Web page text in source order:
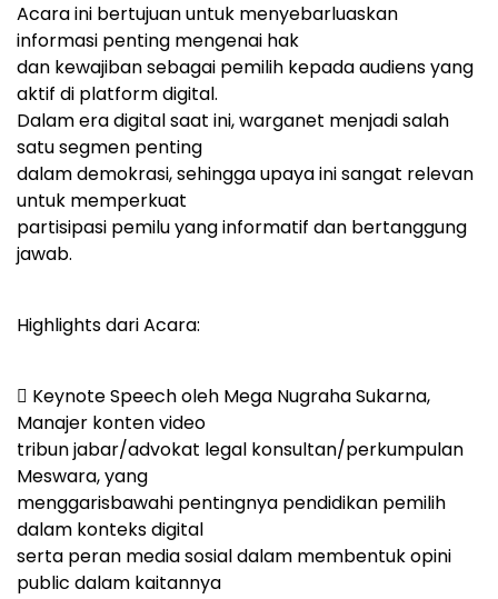
Acara ini bertujuan untuk menyebarluaskan
informasi penting mengenai hak
dan kewajiban sebagai pemilih kepada audiens yang
aktif di platform digital.
Dalam era digital saat ini, warganet menjadi salah
satu segmen penting
dalam demokrasi, sehingga upaya ini sangat relevan
untuk memperkuat
partisipasi pemilu yang informatif dan bertanggung
jawab.
Highlights dari Acara:
 Keynote Speech oleh Mega Nugraha Sukarna,
Manajer konten video
tribun jabar/advokat legal konsultan/perkumpulan
Meswara, yang
menggarisbawahi pentingnya pendidikan pemilih
dalam konteks digital
serta peran media sosial dalam membentuk opini
public dalam kaitannya